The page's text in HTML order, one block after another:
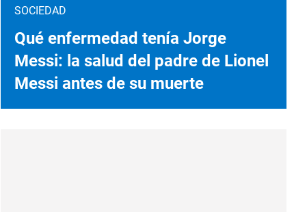
SOCIEDAD
Qué enfermedad tenía Jorge
Messi: la salud del padre de Lionel
Messi antes de su muerte